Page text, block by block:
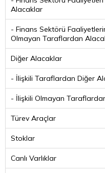
Alacaklar
- Finans Sektörü
Olmayan Taraflardan
Diğer Alacaklar
- İlişkili Taraflardan Diğer
- İlişkili Olmayan
Türev Araçlar
Stoklar
Canlı Varlıklar